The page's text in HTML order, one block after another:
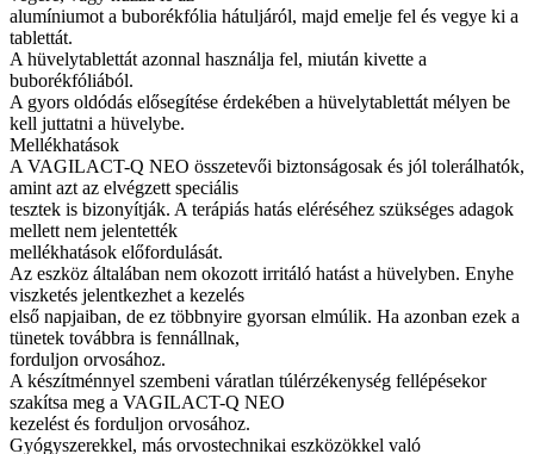
alumíniumot a buborékfólia hátuljáról, majd emelje fel és vegye ki a
tablettát.
A hüvelytablettát azonnal használja fel, miután kivette a
buborékfóliából.
A gyors oldódás elősegítése érdekében a hüvelytablettát mélyen be
kell juttatni a hüvelybe.
Mellékhatások
A VAGILACT-Q NEO összetevői biztonságosak és jól tolerálhatók,
amint azt az elvégzett speciális
tesztek is bizonyítják. A terápiás hatás eléréséhez szükséges adagok
mellett nem jelentették
mellékhatások előfordulását.
Az eszköz általában nem okozott irritáló hatást a hüvelyben. Enyhe
viszketés jelentkezhet a kezelés
első napjaiban, de ez többnyire gyorsan elmúlik. Ha azonban ezek a
tünetek továbbra is fennállnak,
forduljon orvosához.
A készítménnyel szembeni váratlan túlérzékenység fellépésekor
szakítsa meg a VAGILACT-Q NEO
kezelést és forduljon orvosához.
Gyógyszerekkel, más orvostechnikai eszközökkel való